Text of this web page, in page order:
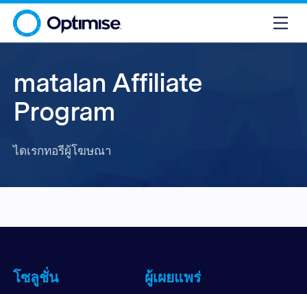
matalan Affiliate
Program
ไดเรกทอรีผู้โฆษณา
โซลูชั่น ผู้เผยแพร่